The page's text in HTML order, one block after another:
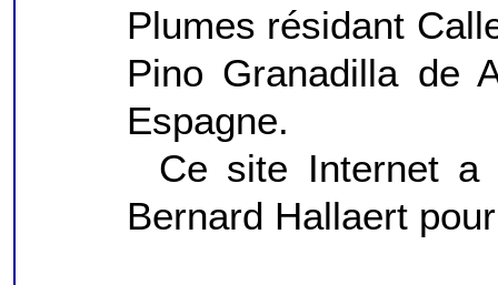
Plumes résidant
Pino Granadilla de
Espagne.
Ce site Internet a
Bernard Hallaert